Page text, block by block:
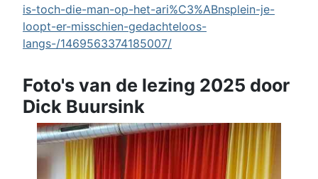
is-toch-die-man-op-het-ari%C3%ABnsplein-je-
loopt-er-misschien-gedachteloos-
langs-/1469563374185007/
Foto's van de lezing 2025 door
Dick Buursink